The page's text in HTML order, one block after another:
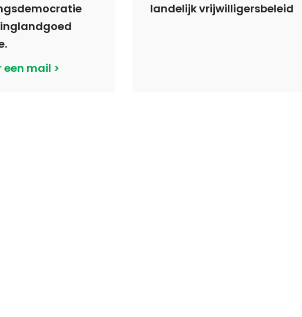
een mail
landelijk vrijwilligersbeleid